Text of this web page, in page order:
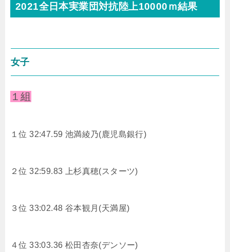
2021全日本実業団対抗陸上10000ｍ結果
女子
１組
１位 32:47.59 池満綾乃(鹿児島銀行)
２位 32:59.83 上杉真穂(スターツ)
３位 33:02.48 谷本観月(天満屋)
４位 33:03.36 松田杏奈(デンソー)